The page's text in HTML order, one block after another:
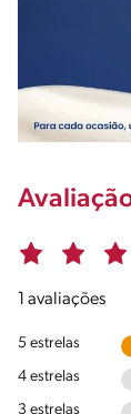
1 avaliações
5 estrelas
4 estrelas
3 estrelas